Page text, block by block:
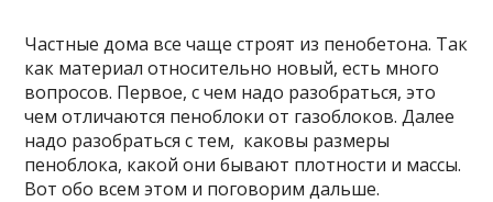
Частные дома все чаще строят из пенобетона. Так
как материал относительно новый, есть много
вопросов. Первое, с чем надо разобраться, это
чем отличаются пеноблоки от газоблоков. Далее
надо разобраться с тем, каковы размеры
пеноблока, какой они бывают плотности и массы.
Вот обо всем этом и поговорим дальше.